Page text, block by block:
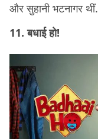
और सुहानी भटनागर थीं.
11. बधाई हो!